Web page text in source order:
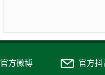
官方微博 官方抖